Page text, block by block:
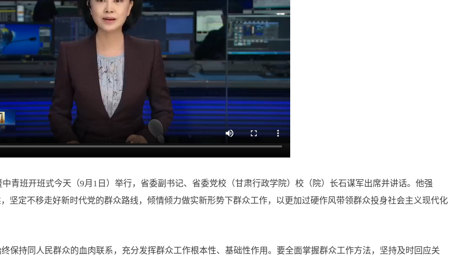
青班开班式今天（9月1日）举行，省委副书记、省委党校（甘肃行政学院）校（院）长石谋军出席并讲话。他强
坚定不移走好新时代党的群众路线，倾情倾力做实新形势下群众工作，以更加过硬作风带领群众投身社会主义现代化
保持同人民群众的血肉联系，充分发挥群众工作根本性、基础性作用。要全面掌握群众工作方法，坚持及时回应关